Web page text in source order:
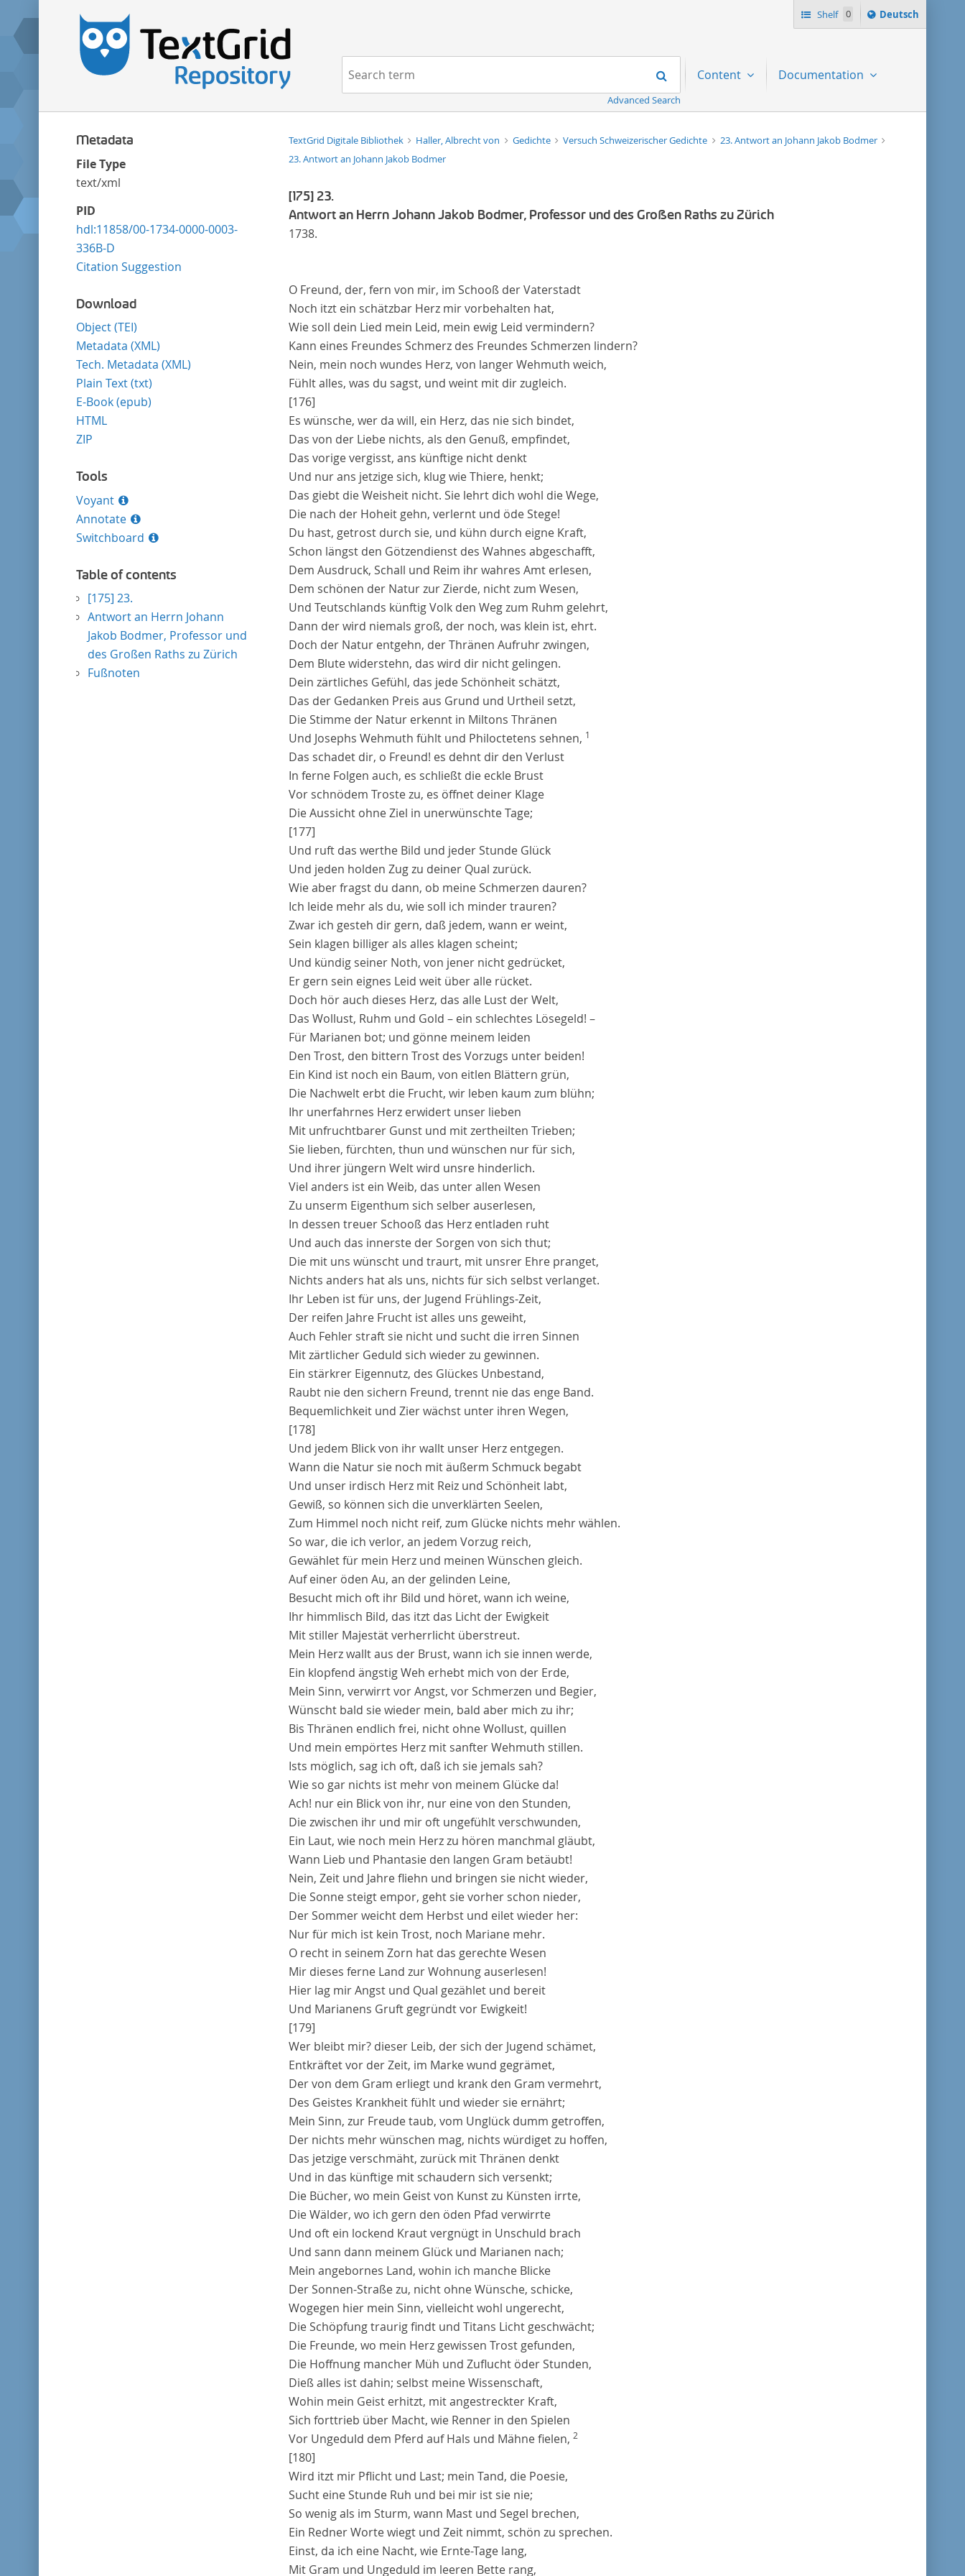
Shelf 0
Sprache
ï¿½ndern
Deutsch
Navigation Search
Advanced Search
Content Documentation
Metadata
File Type
text/xml
PID
hdl:11858/00-1734-0000-0003-
336B-D
Citation Suggestion
Download
Object (TEI)
Metadata (XML)
Tech. Metadata (XML)
Plain Text (txt)
E-Book (epub)
HTML
ZIP
Tools
Voyant
Annotate
Switchboard
Table of contents
[175] 23.
Antwort an Herrn Johann
Jakob Bodmer, Professor und
des Großen Raths zu Zürich
Fußnoten
TextGrid Digitale Bibliothek Haller, Albrecht von Gedichte Versuch Schweizerischer Gedichte
23. Antwort an Johann Jakob Bodmer
23. Antwort an Johann Jakob Bodmer
[175]23.
Antwort an Herrn Johann Jakob Bodmer, Professor und des Großen Raths zu Zürich
1738.
O Freund, der, fern von mir, im Schooß der Vaterstadt
Noch itzt ein schätzbar Herz mir vorbehalten hat,
Wie soll dein Lied mein Leid, mein ewig Leid vermindern?
Kann eines Freundes Schmerz des Freundes Schmerzen lindern?
Nein, mein noch wundes Herz, von langer Wehmuth weich,
Fühlt alles, was du sagst, und weint mit dir zugleich.
[176]
Es wünsche, wer da will, ein Herz, das nie sich bindet,
Das von der Liebe nichts, als den Genuß, empfindet,
Das vorige vergisst, ans künftige nicht denkt
Und nur ans jetzige sich, klug wie Thiere, henkt;
Das giebt die Weisheit nicht. Sie lehrt dich wohl die Wege,
Die nach der Hoheit gehn, verlernt und öde Stege!
Du hast, getrost durch sie, und kühn durch eigne Kraft,
Schon längst den Götzendienst des Wahnes abgeschafft,
Dem Ausdruck, Schall und Reim ihr wahres Amt erlesen,
Dem schönen der Natur zur Zierde, nicht zum Wesen,
Und Teutschlands künftig Volk den Weg zum Ruhm gelehrt,
Dann der wird niemals groß, der noch, was klein ist, ehrt.
Doch der Natur entgehn, der Thränen Aufruhr zwingen,
Dem Blute widerstehn, das wird dir nicht gelingen.
Dein zärtliches Gefühl, das jede Schönheit schätzt,
Das der Gedanken Preis aus Grund und Urtheil setzt,
Die Stimme der Natur erkennt in Miltons Thränen
Und Josephs Wehmuth fühlt und Philoctetens sehnen, 1
Das schadet dir, o Freund! es dehnt dir den Verlust
In ferne Folgen auch, es schließt die eckle Brust
Vor schnödem Troste zu, es öffnet deiner Klage
Die Aussicht ohne Ziel in unerwünschte Tage;
[177]
Und ruft das werthe Bild und jeder Stunde Glück
Und jeden holden Zug zu deiner Qual zurück.
Wie aber fragst du dann, ob meine Schmerzen dauren?
Ich leide mehr als du, wie soll ich minder trauren?
Zwar ich gesteh dir gern, daß jedem, wann er weint,
Sein klagen billiger als alles klagen scheint;
Und kündig seiner Noth, von jener nicht gedrücket,
Er gern sein eignes Leid weit über alle rücket.
Doch hör auch dieses Herz, das alle Lust der Welt,
Das Wollust, Ruhm und Gold – ein schlechtes Lösegeld! –
Für Marianen bot; und gönne meinem leiden
Den Trost, den bittern Trost des Vorzugs unter beiden!
Ein Kind ist noch ein Baum, von eitlen Blättern grün,
Die Nachwelt erbt die Frucht, wir leben kaum zum blühn;
Ihr unerfahrnes Herz erwidert unser lieben
Mit unfruchtbarer Gunst und mit zertheilten Trieben;
Sie lieben, fürchten, thun und wünschen nur für sich,
Und ihrer jüngern Welt wird unsre hinderlich.
Viel anders ist ein Weib, das unter allen Wesen
Zu unserm Eigenthum sich selber auserlesen,
In dessen treuer Schooß das Herz entladen ruht
Und auch das innerste der Sorgen von sich thut;
Die mit uns wünscht und traurt, mit unsrer Ehre pranget,
Nichts anders hat als uns, nichts für sich selbst verlanget.
Ihr Leben ist für uns, der Jugend Frühlings-Zeit,
Der reifen Jahre Frucht ist alles uns geweiht,
Auch Fehler straft sie nicht und sucht die irren Sinnen
Mit zärtlicher Geduld sich wieder zu gewinnen.
Ein stärkrer Eigennutz, des Glückes Unbestand,
Raubt nie den sichern Freund, trennt nie das enge Band.
Bequemlichkeit und Zier wächst unter ihren Wegen,
[178]
Und jedem Blick von ihr wallt unser Herz entgegen.
Wann die Natur sie noch mit äußerm Schmuck begabt
Und unser irdisch Herz mit Reiz und Schönheit labt,
Gewiß, so können sich die unverklärten Seelen,
Zum Himmel noch nicht reif, zum Glücke nichts mehr wählen.
So war, die ich verlor, an jedem Vorzug reich,
Gewählet für mein Herz und meinen Wünschen gleich.
Auf einer öden Au, an der gelinden Leine,
Besucht mich oft ihr Bild und höret, wann ich weine,
Ihr himmlisch Bild, das itzt das Licht der Ewigkeit
Mit stiller Majestät verherrlicht überstreut.
Mein Herz wallt aus der Brust, wann ich sie innen werde,
Ein klopfend ängstig Weh erhebt mich von der Erde,
Mein Sinn, verwirrt vor Angst, vor Schmerzen und Begier,
Wünscht bald sie wieder mein, bald aber mich zu ihr;
Bis Thränen endlich frei, nicht ohne Wollust, quillen
Und mein empörtes Herz mit sanfter Wehmuth stillen.
Ists möglich, sag ich oft, daß ich sie jemals sah?
Wie so gar nichts ist mehr von meinem Glücke da!
Ach! nur ein Blick von ihr, nur eine von den Stunden,
Die zwischen ihr und mir oft ungefühlt verschwunden,
Ein Laut, wie noch mein Herz zu hören manchmal gläubt,
Wann Lieb und Phantasie den langen Gram betäubt!
Nein, Zeit und Jahre fliehn und bringen sie nicht wieder,
Die Sonne steigt empor, geht sie vorher schon nieder,
Der Sommer weicht dem Herbst und eilet wieder her:
Nur für mich ist kein Trost, noch Mariane mehr.
O recht in seinem Zorn hat das gerechte Wesen
Mir dieses ferne Land zur Wohnung auserlesen!
Hier lag mir Angst und Qual gezählet und bereit
Und Marianens Gruft gegründt vor Ewigkeit!
[179]
Wer bleibt mir? dieser Leib, der sich der Jugend schämet,
Entkräftet vor der Zeit, im Marke wund gegrämet,
Der von dem Gram erliegt und krank den Gram vermehrt,
Des Geistes Krankheit fühlt und wieder sie ernährt;
Mein Sinn, zur Freude taub, vom Unglück dumm getroffen,
Der nichts mehr wünschen mag, nichts würdiget zu hoffen,
Das jetzige verschmäht, zurück mit Thränen denkt
Und in das künftige mit schaudern sich versenkt;
Die Bücher, wo mein Geist von Kunst zu Künsten irrte,
Die Wälder, wo ich gern den öden Pfad verwirrte
Und oft ein lockend Kraut vergnügt in Unschuld brach
Und sann dann meinem Glück und Marianen nach;
Mein angebornes Land, wohin ich manche Blicke
Der Sonnen-Straße zu, nicht ohne Wünsche, schicke,
Wogegen hier mein Sinn, vielleicht wohl ungerecht,
Die Schöpfung traurig findt und Titans Licht geschwächt;
Die Freunde, wo mein Herz gewissen Trost gefunden,
Die Hoffnung mancher Müh und Zuflucht öder Stunden,
Dieß alles ist dahin; selbst meine Wissenschaft,
Wohin mein Geist erhitzt, mit angestreckter Kraft,
Sich forttrieb über Macht, wie Renner in den Spielen
Vor Ungeduld dem Pferd auf Hals und Mähne fielen, 2
[180]
Wird itzt mir Pflicht und Last; mein Tand, die Poesie,
Sucht eine Stunde Ruh und bei mir ist sie nie;
So wenig als im Sturm, wann Mast und Segel brechen,
Ein Redner Worte wiegt und Zeit nimmt, schön zu sprechen.
Einst, da ich eine Nacht, wie Ernte-Tage lang,
Mit Gram und Ungeduld im leeren Bette rang,